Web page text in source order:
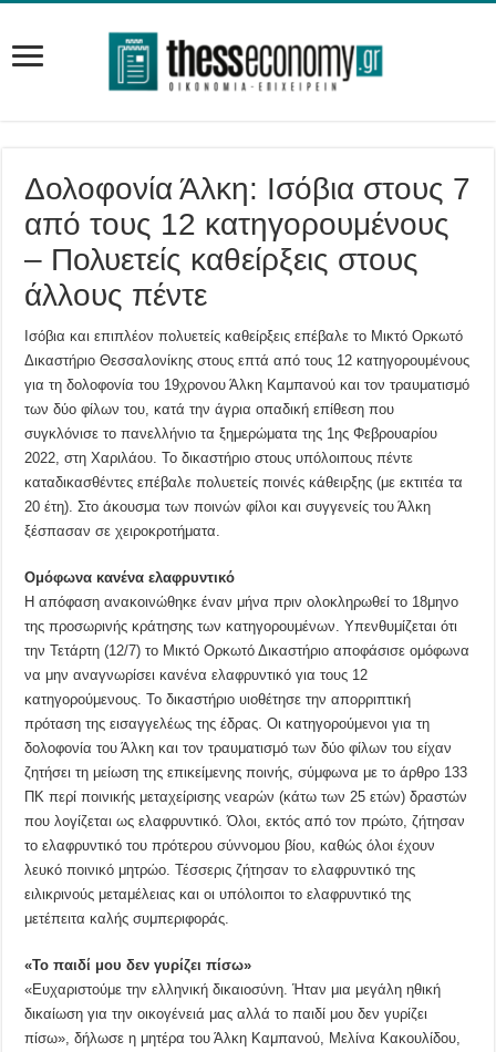
Δολοφονία Άλκη: Ισόβια στους 7
από τους 12 κατηγορουμένους
– Πολυετείς καθείρξεις στους
άλλους πέντε
Ισόβια και επιπλέον πολυετείς καθείρξεις επέβαλε το Μικτό Ορκωτό
Δικαστήριο Θεσσαλονίκης στους επτά από τους 12 κατηγορουμένους
για τη δολοφονία του 19χρονου Άλκη Καμπανού και τον τραυματισμό
των δύο φίλων του, κατά την άγρια οπαδική επίθεση που
συγκλόνισε το πανελλήνιο τα ξημερώματα της 1ης Φεβρουαρίου
2022, στη Χαριλάου. Το δικαστήριο στους υπόλοιπους πέντε
καταδικασθέντες επέβαλε πολυετείς ποινές κάθειρξης (με εκτιτέα τα
20 έτη). Στο άκουσμα των ποινών φίλοι και συγγενείς του Άλκη
ξέσπασαν σε χειροκροτήματα.
Ομόφωνα κανένα ελαφρυντικό
Η απόφαση ανακοινώθηκε έναν μήνα πριν ολοκληρωθεί το 18μηνο
της προσωρινής κράτησης των κατηγορουμένων. Υπενθυμίζεται ότι
την Τετάρτη (12/7) το Μικτό Ορκωτό Δικαστήριο αποφάσισε ομόφωνα
να μην αναγνωρίσει κανένα ελαφρυντικό για τους 12
κατηγορούμενους. Το δικαστήριο υιοθέτησε την απορριπτική
πρόταση της εισαγγελέως της έδρας. Οι κατηγορούμενοι για τη
δολοφονία του Άλκη και τον τραυματισμό των δύο φίλων του είχαν
ζητήσει τη μείωση της επικείμενης ποινής, σύμφωνα με το άρθρο 133
ΠΚ περί ποινικής μεταχείρισης νεαρών (κάτω των 25 ετών) δραστών
που λογίζεται ως ελαφρυντικό. Όλοι, εκτός από τον πρώτο, ζήτησαν
το ελαφρυντικό του πρότερου σύννομου βίου, καθώς όλοι έχουν
λευκό ποινικό μητρώο. Τέσσερις ζήτησαν το ελαφρυντικό της
ειλικρινούς μεταμέλειας και οι υπόλοιποι το ελαφρυντικό της
μετέπειτα καλής συμπεριφοράς.
«Το παιδί μου δεν γυρίζει πίσω»
«Ευχαριστούμε την ελληνική δικαιοσύνη. Ήταν μια μεγάλη ηθική
δικαίωση για την οικογένειά μας αλλά το παιδί μου δεν γυρίζει
πίσω», δήλωσε η μητέρα του Άλκη Καμπανού, Μελίνα Κακουλίδου,